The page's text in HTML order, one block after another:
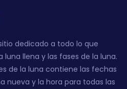
dedicado a todo lo que
llena y las fases de la luna.
de la luna contiene las fechas
nueva y la hora para todas las